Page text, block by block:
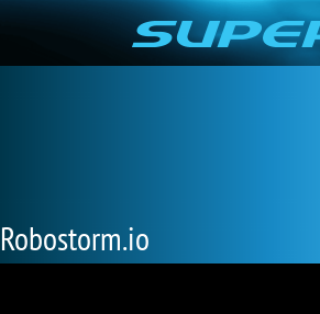
Robostorm.io